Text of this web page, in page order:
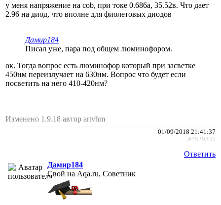
у меня напряжение на cob, при токе 0.686а, 35.52в. Что дает
2.96 на диод, что вполне для фиолетовых диодов
Дамир184
Писал уже, пара под общем люминофором.
ок. Тогда вопрос есть люминофор который при засветке
450нм переизлучает на 630нм. Вопрос что будет если
посветить на него 410-420нм?
Изменено 1.9.18 автор artvhm
01/09/2018 21:41:37
#2529335
Ответить
Дамир184
Свой на Aqa.ru, Советник